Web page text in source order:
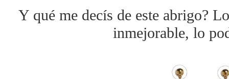
Y qué me decís de este abrigo?
inmejorable, lo